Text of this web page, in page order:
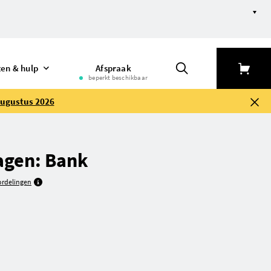
& hulp Afspraak
beperkt beschikbaar
2026
Bank